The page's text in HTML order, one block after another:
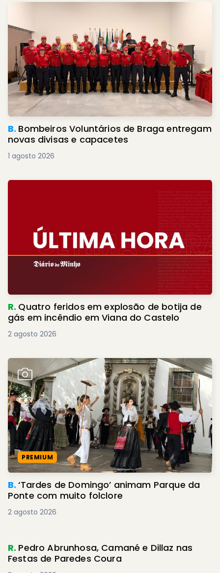
B. Bombeiros Voluntários de Braga entregam
novas divisas e capacetes
1 agosto 2026
R. Quatro feridos em explosão de botija de
gás em incêndio em Viana do Castelo
2 agosto 2026
PREMIUM
B.‘Tardes de Domingo’ animam Parque da
Ponte com muito folclore
2 agosto 2026
R. Pedro Abrunhosa, Camané e Dillaz nas
Festas de Paredes Coura